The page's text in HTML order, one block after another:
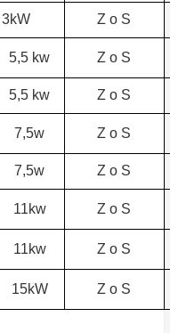
3kW
Z o S
5,5 kw Z o S
5,5 kw
Z o S
7,5w Z o S
7,5w
Z o S
11kw Z o S
11kw
Z o S
15kW Z o S